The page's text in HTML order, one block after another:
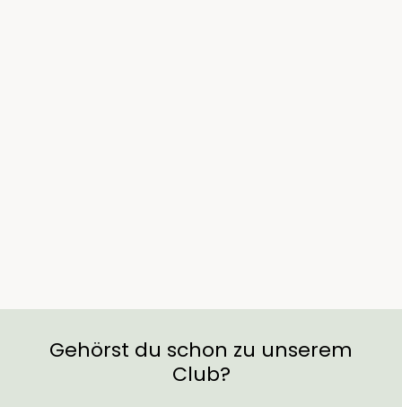
Gehörst du schon zu unserem
Club?